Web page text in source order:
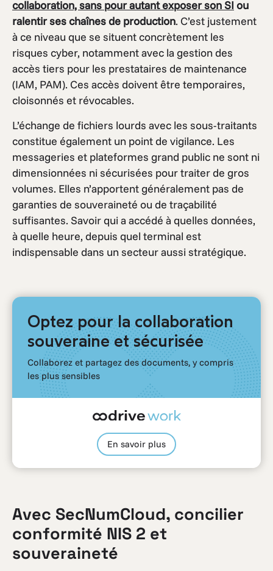
collaboration, sans pour autant exposer son SI ou
ralentir ses chaînes de production. C’est justement
à ce niveau que se situent concrètement les
risques cyber, notamment avec la gestion des
accès tiers pour les prestataires de maintenance
(IAM, PAM). Ces accès doivent être temporaires,
cloisonnés et révocables.
L’échange de fichiers lourds avec les sous-traitants
constitue également un point de vigilance. Les
messageries et plateformes grand public ne sont ni
dimensionnées ni sécurisées pour traiter de gros
volumes. Elles n’apportent généralement pas de
garanties de souveraineté ou de traçabilité
suffisantes. Savoir qui a accédé à quelles données,
à quelle heure, depuis quel terminal est
indispensable dans un secteur aussi stratégique.
Optez pour la collaboration
souveraine et sécurisée
Collaborez et partagez des documents, y compris
les plus sensibles
En savoir plus
Avec SecNumCloud, concilier
conformité NIS 2 et
souveraineté